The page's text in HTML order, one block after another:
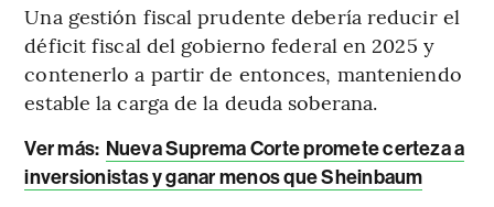
Una gestión fiscal prudente debería reducir el
déficit fiscal del gobierno federal en 2025 y
contenerlo a partir de entonces, manteniendo
estable la carga de la deuda soberana.
Ver más: Nueva Suprema Corte promete certeza a
inversionistas y ganar menos que Sheinbaum